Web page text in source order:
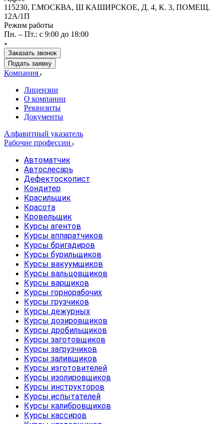
115230, Г.МОСКВА, Ш КАШИРСКОЕ, Д. 4, К. 3, ПОМЕЩ.
12А/1П
Режим работы
Пн. – Пт.: с 9:00 до 18:00
Заказать звонок
Подать заявку
Компания
Лицензии
О компании
Реквизиты
Документы
Алфавитный указатель
Рабочие профессии
Автоматчик
Автослесарь
Дефектоскопист
Кондитер
Красильщик
Красота
Кровельщик
Курсы агентов
Курсы аппаратчиков
Курсы бригадиров
Курсы бурильщиков
Курсы вакуумщиков
Курсы вальцовщиков
Курсы варщиков
Курсы горнорабочих
Курсы грузчиков
Курсы дежурных
Курсы дозировщиков
Курсы дробильщиков
Курсы заготовщиков
Курсы загрузчиков
Курсы заливщиков
Курсы изготовителей
Курсы изолировщиков
Курсы инструкторов
Курсы испытателей
Курсы калибровщиков
Курсы кассиров